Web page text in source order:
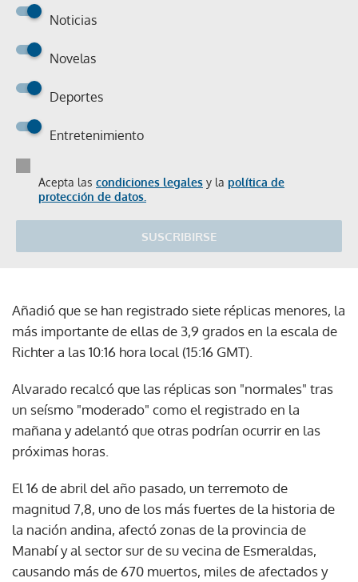
Noticias
Novelas
Deportes
Entretenimiento
Acepta las condiciones legales y la política de
protección de datos.
SUSCRIBIRSE
Añadió que se han registrado siete réplicas menores, la
más importante de ellas de 3,9 grados en la escala de
Richter a las 10:16 hora local (15:16 GMT).
Alvarado recalcó que las réplicas son "normales" tras
un seísmo "moderado" como el registrado en la
mañana y adelantó que otras podrían ocurrir en las
próximas horas.
El 16 de abril del año pasado, un terremoto de
magnitud 7,8, uno de los más fuertes de la historia de
la nación andina, afectó zonas de la provincia de
Manabí y al sector sur de su vecina de Esmeraldas,
causando más de 670 muertos, miles de afectados y